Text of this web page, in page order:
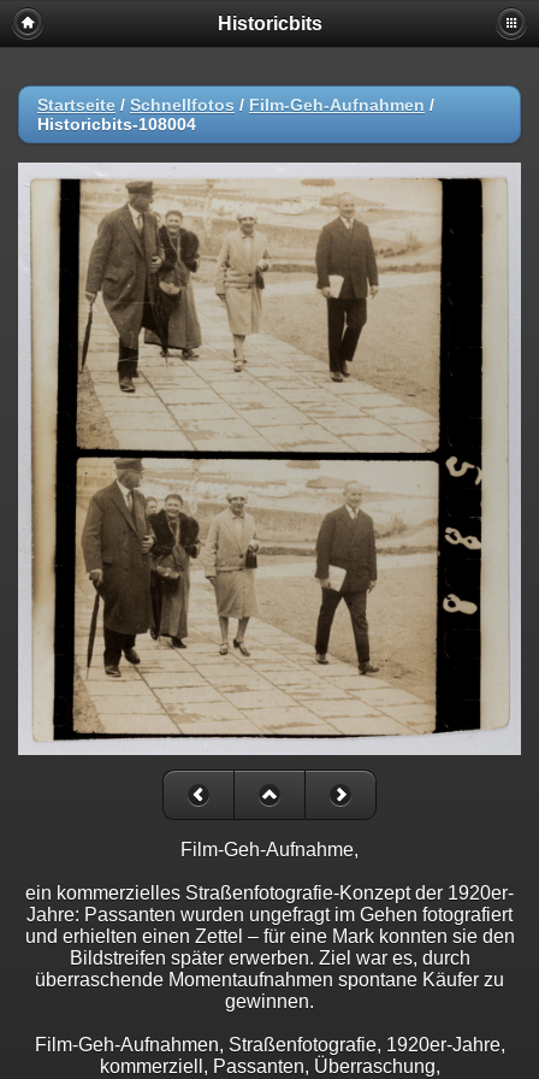
Historicbits
Startseite / Schnellfotos / Film-Geh-Aufnahmen /
Historicbits-108004
Film-Geh-Aufnahme,
ein kommerzielles Straßenfotografie-Konzept der 1920er-
Jahre: Passanten wurden ungefragt im Gehen fotografiert
und erhielten einen Zettel – für eine Mark konnten sie den
Bildstreifen später erwerben. Ziel war es, durch
überraschende Momentaufnahmen spontane Käufer zu
gewinnen.
Film-Geh-Aufnahmen, Straßenfotografie, 1920er-Jahre,
kommerziell, Passanten, Überraschung,